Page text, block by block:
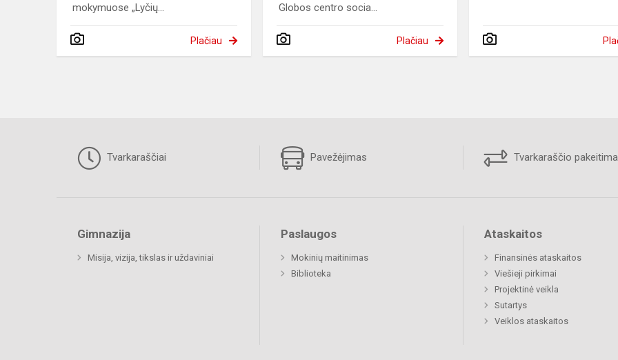
mokymuose „Lyčių...
Plačiau
Globos centro socia...
Plačiau
Tvarkaraščiai Pavežėjimas Tvarkaraščio
Gimnazija
Misija, vizija, tikslas ir uždaviniai
Paslaugos
Mokinių maitinimas
Biblioteka
Ataskaitos
Finansinės ataskaitos
Viešieji pirkimai
Projektinė veikla
Sutartys
Veiklos ataskaitos